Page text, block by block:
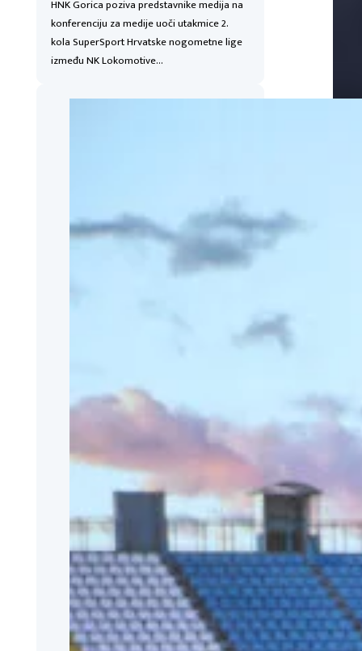
HNK Gorica poziva predstavnike medija na
konferenciju za medije uoči utakmice 2.
kola SuperSport Hrvatske nogometne lige
između NK Lokomotive…